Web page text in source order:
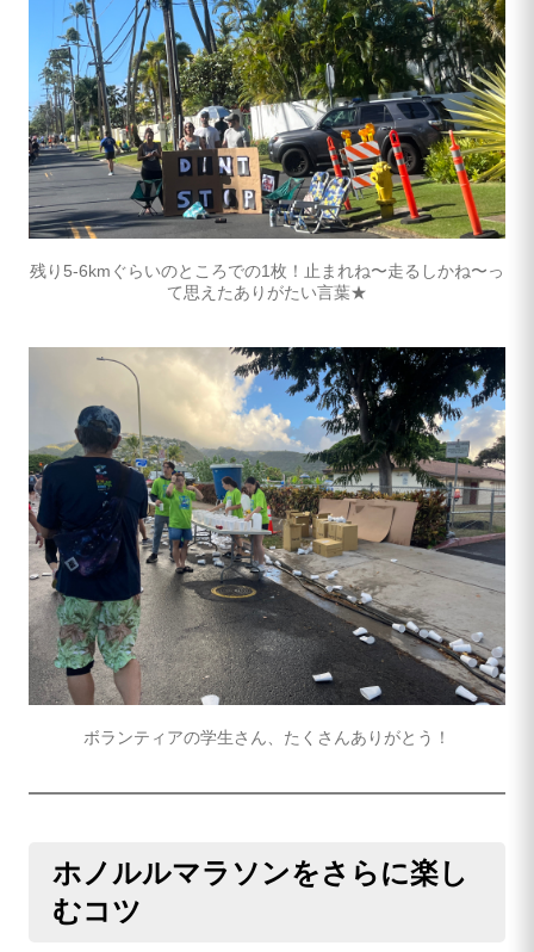
残り5-6kmぐらいのところでの1枚！止まれね〜走るしかね〜っ
て思えたありがたい言葉★
ボランティアの学生さん、たくさんありがとう！
ホノルルマラソンをさらに楽し
むコツ